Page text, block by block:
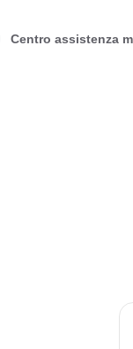
Centro assistenza